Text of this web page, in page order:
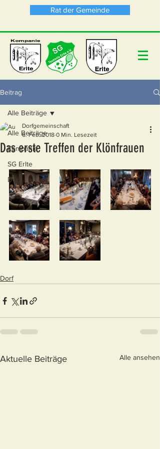
Rat der Gemeinde
Beitrag
Alle Beiträge
Kompanie
SG Erlte
Dorf
Alle Beiträge
Das erste Treffen der Klönfrauen
Dorfgemeinschaft
6. Feb. 2018 0 Min. Lesezeit
Dorf
Aktuelle Beiträge Alle ansehen